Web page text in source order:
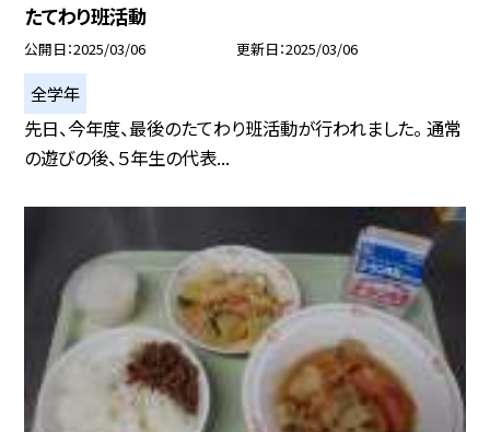
たてわり班活動
公開日 2025/03/06 更新日 2025/03/06
全学年
先日、今年度、最後のたてわり班活動が行われました。 通常
の遊びの後、５年生の代表...